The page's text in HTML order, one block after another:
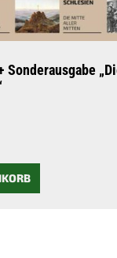
Sonderausgabe